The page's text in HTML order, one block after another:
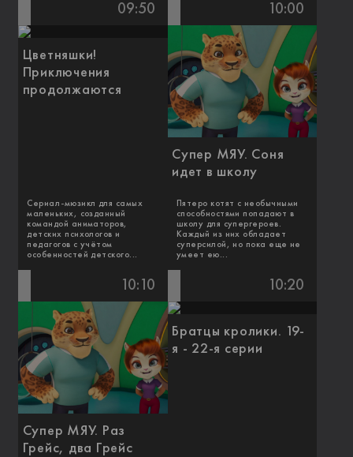
09:50
Цветняшки!
Приключения
продолжаются
Сериал-мюзикл для самых
маленьких, созданный
командой аниматоров,
детских психологов и
педагогов с учётом
особенностей детского...
10:00
Супер МЯУ. Соня
идет в школу
Пятеро котят с необычными
способностями попадают в
школу для супергероев.
Каждый из них обладает
суперсилой, но пока еще не
умеет ею...
10:10
Супер МЯУ. Раз
Грейс, два Грейс
10:20
Братцы кролики. 19-
я - 22-я серии